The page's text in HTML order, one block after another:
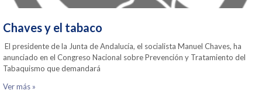
Chaves y el tabaco
El presidente de la Junta de Andalucía, el socialista Manuel Chaves, ha
anunciado en el Congreso Nacional sobre Prevención y Tratamiento del
Tabaquismo que demandará
Ver más »